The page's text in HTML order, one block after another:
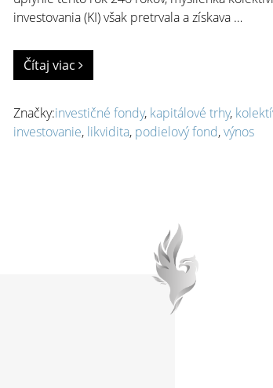
investovania (KI) však pretrvala a získava …
Čítaj viac
Značky:investičné fondy, kapitálové trhy,
investovanie, likvidita, podielový fond,výnos